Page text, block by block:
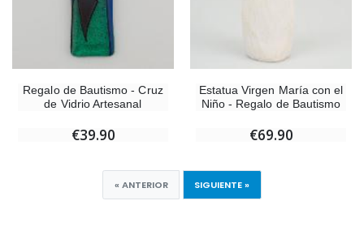
Regalo de Bautismo - Cruz
de Vidrio Artesanal
€39.90
Estatua Virgen María con el
Niño - Regalo de Bautismo
€69.90
« ANTERIOR SIGUIENTE »